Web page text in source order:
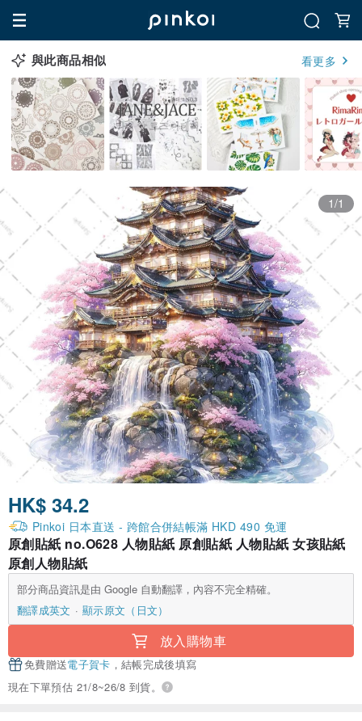
與此商品相似 看更多
1/1
HK$ 34.2
Pinkoi 日本直送 - 跨館合併結帳滿 HKD 490 免運
原創貼紙 no.O628 人物貼紙 原創貼紙 人物貼紙 女孩貼紙
原創人物貼紙
部分商品資訊是由 Google 自動翻譯，內容不完全精確。
翻譯成英文
顯示原文（日文）
放入購物車
免費贈送電子賀卡 ，結帳完成後填寫
現在下單預估 21/8~26/8 到貨。